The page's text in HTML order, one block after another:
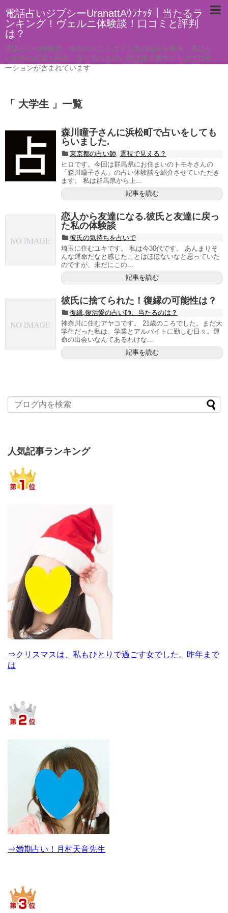
電話占いジプシーUranattAｳﾗﾅｯﾀ｜当たるラ
ンキング！ヴェルニ体験談！口コミと評判
は？
電話占いの体験談。本当のところは？人生の悩みを解決。電話占
い以外の占術も紹介。良く当たる占い師は誰？本サイトはプロモ
ーションが含まれています
「 大学生 」一覧
森川瞳子さんに浜松町で占いをしても
らいました.
東京都の占い師, 霊視で見える？
ヒロです。今回は群馬県にお住まいのトモキさんの
「森川瞳子さん」の占い体験談を紹介させていただき
ます。 私は群馬県から上...
記事を読む
恋人から友達になる.彼氏と友達に戻っ
た私の体験談
彼氏の気持ちを占いで
埼玉に住むユキです。 私は今30代です。 あんまりそ
んな運命だなと感じたことはほぼないなと思っていた
のですが、未だにこの...
記事を読む
彼氏に捨てられた！復縁の可能性は？
復縁,復活愛の占い師、当たるのは？
神奈川に住むアヤコです。 21歳のころでした。まだ大
学生だった私は、学業とアルバイトに勤しむ日々。運
命の出会いなんてあるわけな...
記事を読む
人気記事ランキング
⇒クリスマスは、私もひとりで過ごす女でした。昨年まで
は
⇒婚期占い！月村天音先生